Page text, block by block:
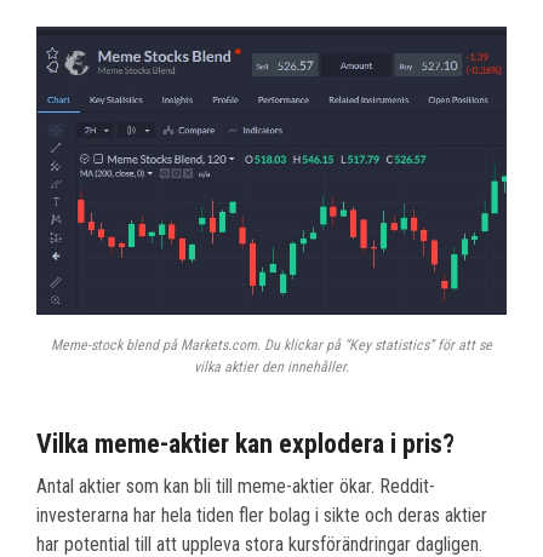
Meme-stock blend på Markets.com. Du klickar på “Key statistics” för att se
vilka aktier den innehåller.
Vilka meme-aktier kan explodera i pris?
Antal aktier som kan bli till meme-aktier ökar. Reddit-
investerarna har hela tiden fler bolag i sikte och deras aktier
har potential till att uppleva stora kursförändringar dagligen.